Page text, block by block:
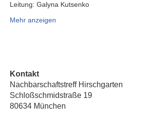
Leitung: Galyna Kutsenko
Mehr anzeigen
Kontakt
Nachbarschaftstreff Hirschgarten
Schloßschmidstraße 19
80634 München